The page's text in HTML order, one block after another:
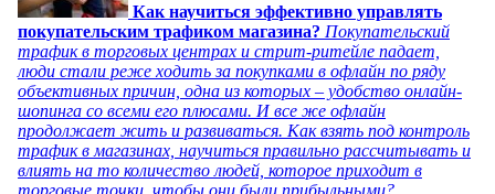
Как научиться эффективно управлять
покупательским трафиком магазина? Покупательский
трафик в торговых центрах и стрит-ритейле падает,
люди стали реже ходить за покупками в офлайн по ряду
объективных причин, одна из которых – удобство онлайн-
шопинга со всеми его плюсами. И все же офлайн
продолжает жить и развиваться. Как взять под контроль
трафик в магазинах, научиться правильно рассчитывать и
влиять на то количество людей, которое приходит в
торговые точки, чтобы они были прибыльными?